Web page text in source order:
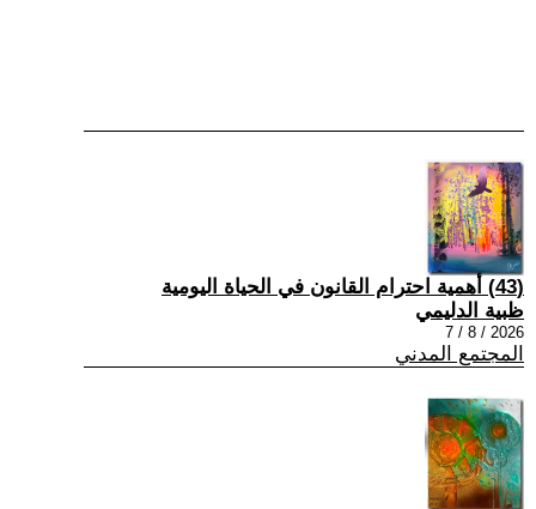
(43) أهمية احترام القانون في الحياة اليومية
ظبية الدليمي
2026 / 8 / 7
المجتمع المدني